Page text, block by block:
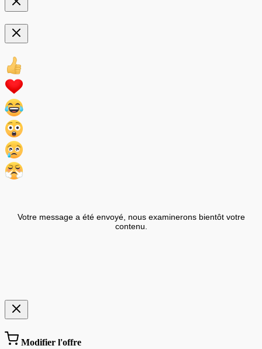
Votre message a été envoyé, nous examinerons bientôt votre
contenu.
Modifier l'offre